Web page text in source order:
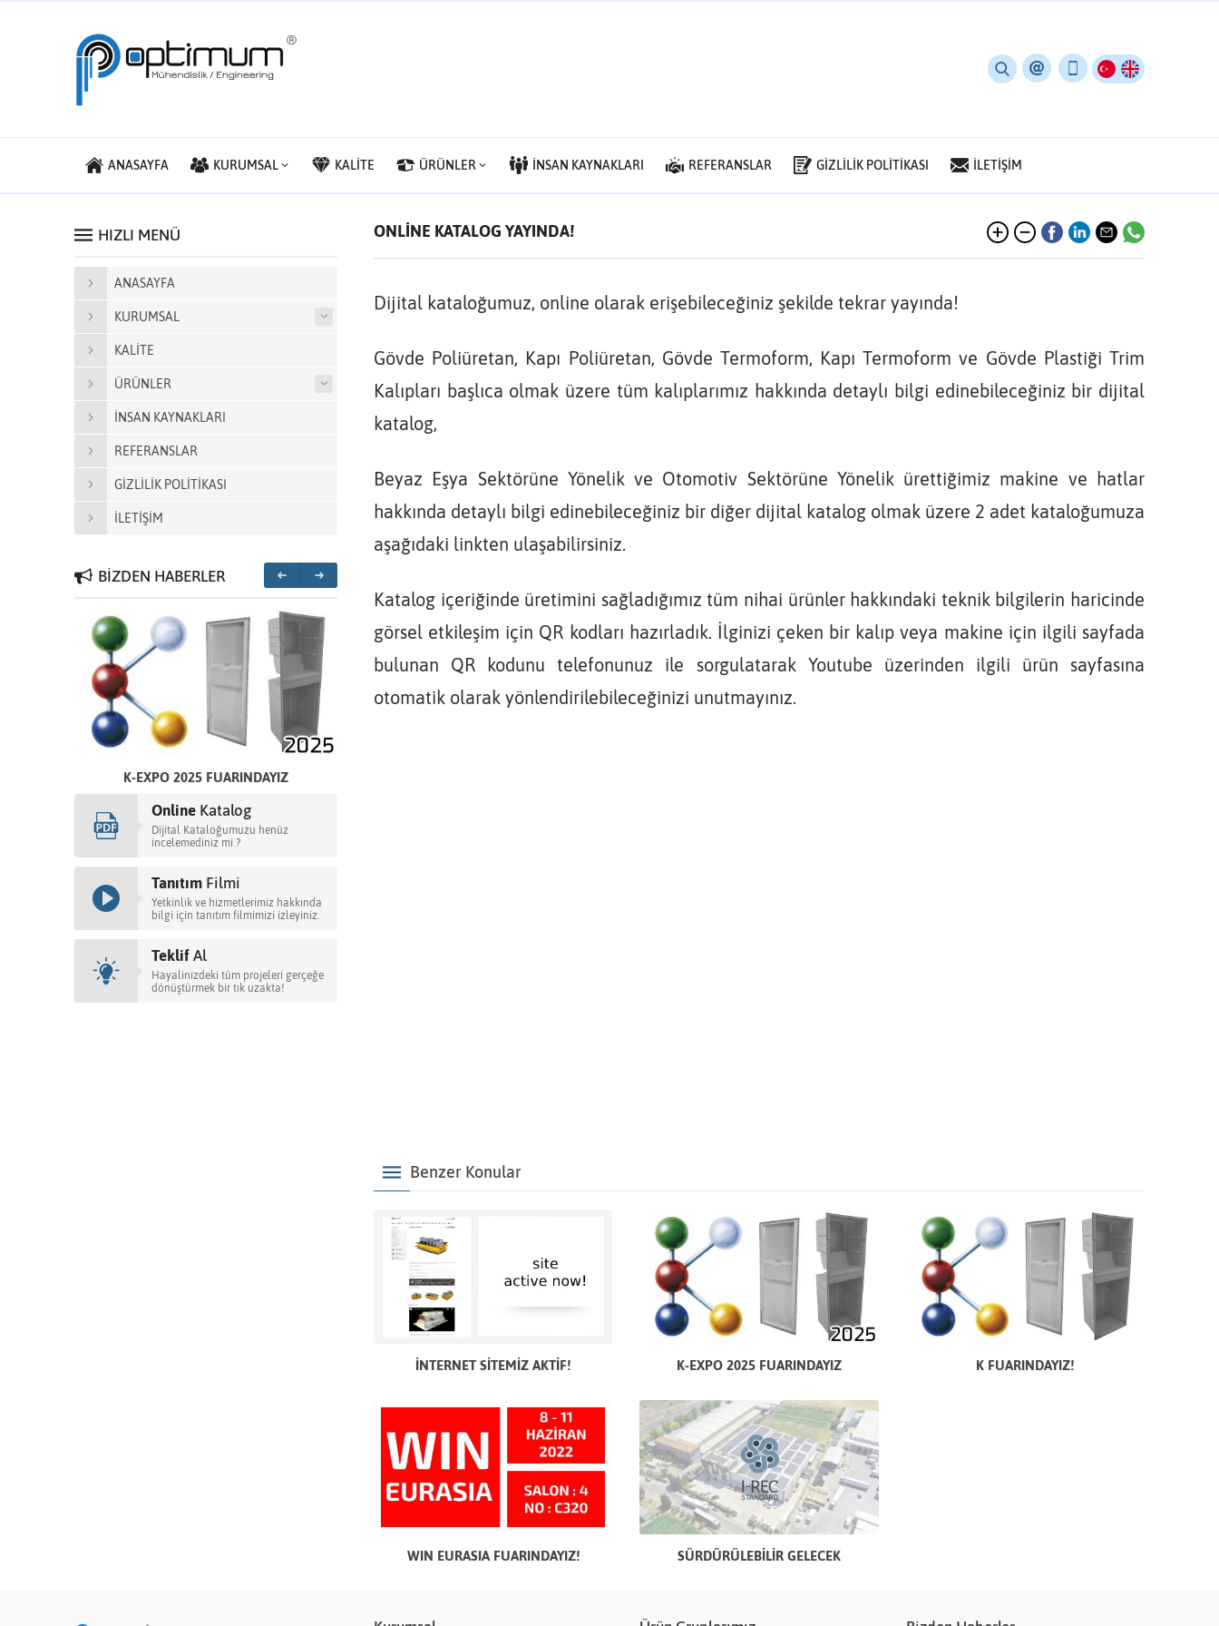
ANASAYFA KURUMSAL KALİTE ÜRÜNLER İNSAN KAYNAKLARI REFERANSLAR GİZLİLİK POLİTİKASI İLETİŞİM
ONLİNE KATALOG YAYINDA!
Dijital kataloğumuz, online olarak erişebileceğiniz şekilde tekrar yayında!
Gövde Poliüretan, Kapı Poliüretan, Gövde Termoform, Kapı Termoform ve Gövde Plastiği Trim
Kalıpları başlıca olmak üzere tüm kalıplarımız hakkında detaylı bilgi edinebileceğiniz bir dijital
katalog,
Beyaz Eşya Sektörüne Yönelik ve Otomotiv Sektörüne Yönelik ürettiğimiz makine ve hatlar
hakkında detaylı bilgi edinebileceğiniz bir diğer dijital katalog olmak üzere 2 adet kataloğumuza
aşağıdaki linkten ulaşabilirsiniz.
Katalog içeriğinde üretimini sağladığımız tüm nihai ürünler hakkındaki teknik bilgilerin haricinde
görsel etkileşim için QR kodları hazırladık. İlginizi çeken bir kalıp veya makine için ilgili sayfada
bulunan QR kodunu telefonunuz ile sorgulatarak Youtube üzerinden ilgili ürün sayfasına
otomatik olarak yönlendirilebileceğinizi unutmayınız.
Benzer Konular
İNTERNET SİTEMİZ AKTİF! K-EXPO 2025 FUARINDAYIZ K FUARINDAYIZ!
WIN EURASIA FUARINDAYIZ! SÜRDÜRÜLEBİLİR GELECEK
HIZLI MENÜ
ANASAYFA
KURUMSAL
KALİTE
ÜRÜNLER
İNSAN KAYNAKLARI
REFERANSLAR
GİZLİLİK POLİTİKASI
İLETİŞİM
BİZDEN HABERLER
K-EXPO 2025 FUARINDAYIZ
Online Katalog
Dijital Kataloğumuzu henüz
incelemediniz mi ?
Tanıtım Filmi
Yetkinlik ve hizmetlerimiz hakkında
bilgi için tanıtım filmimizi izleyiniz.
Teklif Al
Hayalinizdeki tüm projeleri gerçeğe
dönüştürmek bir tık uzakta!